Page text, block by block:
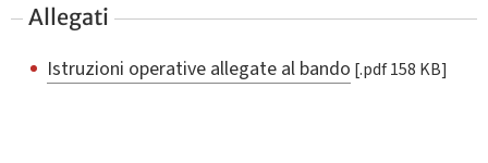
Allegati
Istruzioni operative allegate al bando [.pdf 158 KB]